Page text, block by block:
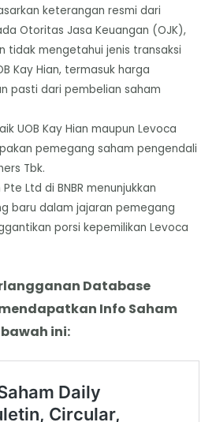
keterangan resmi dari
Otoritas Jasa Keuangan (OJK),
tidak mengetahui jenis transaksi
Kay Hian, termasuk harga
pasti dari pembelian saham
UOB Kay Hian maupun Levoca
pemegang saham pengendali
Tbk.
Ltd di BNBR menunjukkan
baru dalam jajaran pemegang
porsi kepemilikan Levoca
Database
Info Saham
ini: